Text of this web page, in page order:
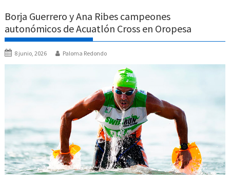
Borja Guerrero y Ana Ribes campeones
autonómicos de Acuatlón Cross en Oropesa
8 junio, 2026 Paloma Redondo